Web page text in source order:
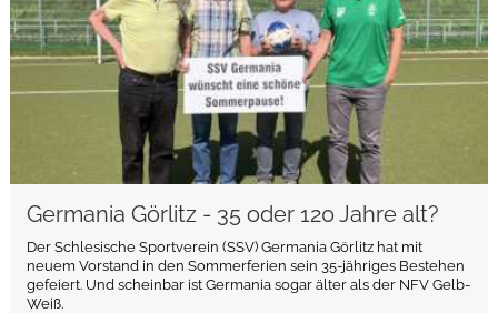
Germania Görlitz - 35 oder 120 Jahre alt?
Der Schlesische Sportverein (SSV) Germania Görlitz hat mit
neuem Vorstand in den Sommerferien sein 35-jähriges Bestehen
gefeiert. Und scheinbar ist Germania sogar älter als der NFV Gelb-
Weiß.